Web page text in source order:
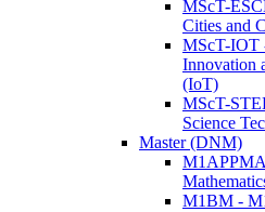
MScT-
Cities and
MScT-IOT
Innovation
(IoT)
MScT-
Science
Master (DNM)
M1BM -